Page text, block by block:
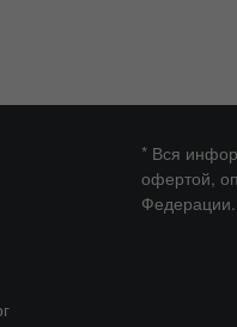
* Вся
офертой,
Федерации.